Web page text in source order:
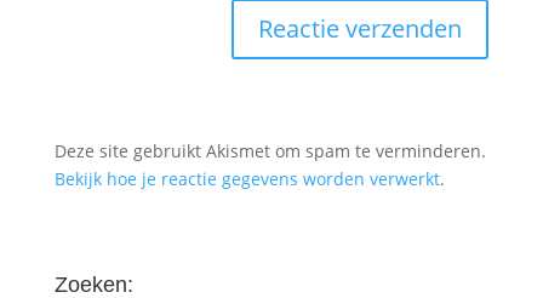
Deze site gebruikt Akismet om spam te verminderen.
Bekijk hoe je reactie gegevens worden verwerkt.
Zoeken: